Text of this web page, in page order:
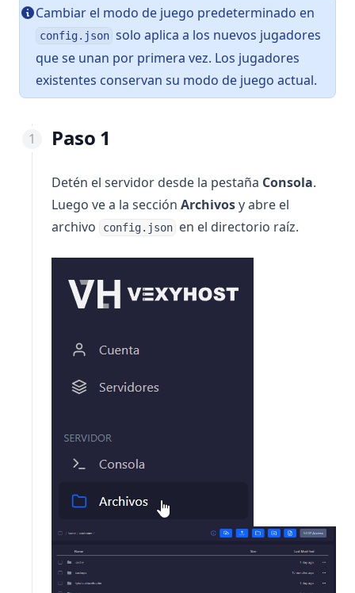
Cambiar el modo de juego predeterminado en
config.json solo aplica a los nuevos jugadores
que se unan por primera vez. Los jugadores
existentes conservan su modo de juego actual.
Paso 1
Detén el servidor desde la pestaña Consola.
Luego ve a la sección Archivosy abre el
archivo
config.json en el directorio raíz.